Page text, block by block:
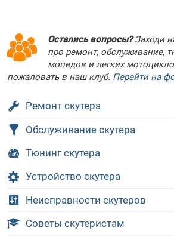
Остались вопросы?Заходи
про ремонт, обслуживание,
мопедов и легких
пожаловать в наш клуб. Перейти на
Ремонт скутера
Обслуживание скутера
Тюнинг скутера
Устройство скутера
Неисправности скутеров
Советы скутеристам